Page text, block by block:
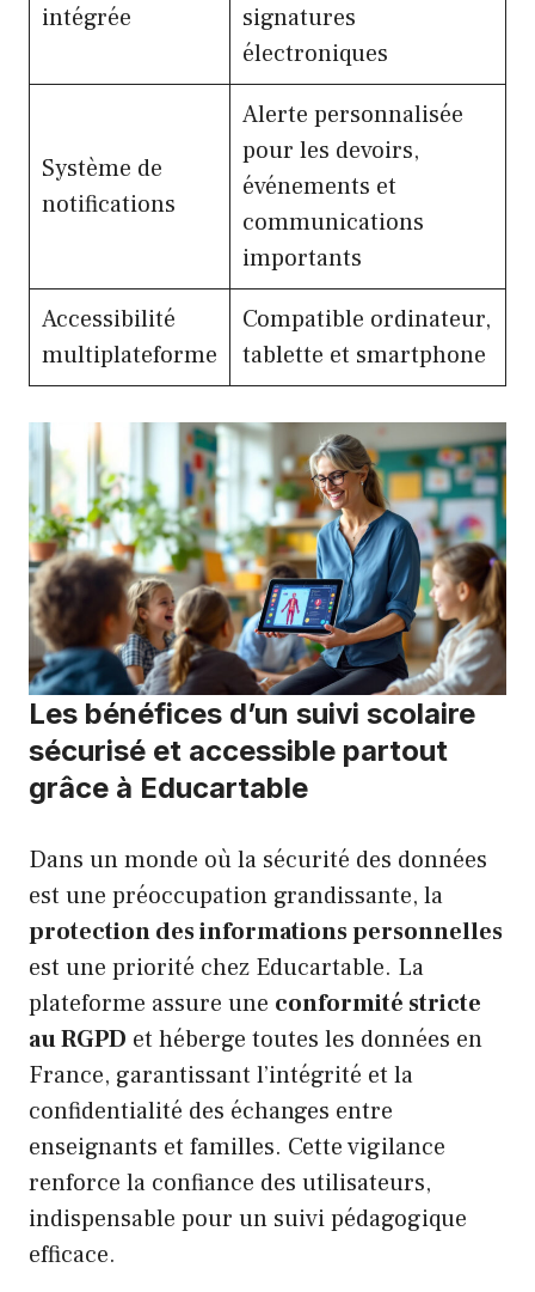
intégrée
signatures
électroniques
Système de
notifications
Alerte personnalisée
pour les devoirs,
événements et
communications
importants
Accessibilité
multiplateforme
Compatible ordinateur,
tablette et smartphone
Les bénéfices d’un suivi scolaire
sécurisé et accessible partout
grâce à Educartable
Dans un monde où la sécurité des données
est une préoccupation grandissante, la
protection des informations personnelles
est une priorité chez Educartable. La
plateforme assure une conformité stricte
au RGPD et héberge toutes les données en
France, garantissant l’intégrité et la
confidentialité des échanges entre
enseignants et familles. Cette vigilance
renforce la confiance des utilisateurs,
indispensable pour un suivi pédagogique
efficace.